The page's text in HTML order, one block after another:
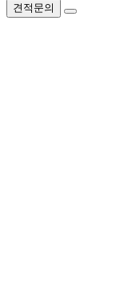
견적문의